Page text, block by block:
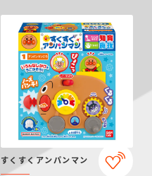
すくすくアンパンマン